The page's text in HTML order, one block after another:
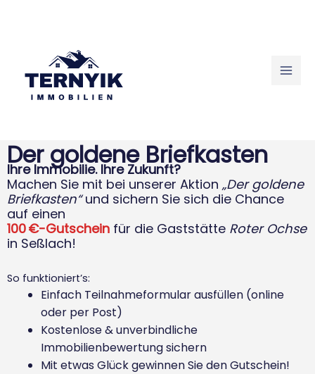
Der goldene Briefkasten
Ihre Immobilie. Ihre Zukunft?
Machen Sie mit bei unserer Aktion „Der goldene
Briefkasten“und sichern Sie sich die Chance
auf einen
100 €-Gutschein für die Gaststätte Roter Ochse
in Seßlach!
So funktioniert’s:
Einfach Teilnahmeformular ausfüllen (online
oder per Post)
Kostenlose & unverbindliche
Immobilienbewertung sichern
Mit etwas Glück gewinnen Sie den Gutschein!